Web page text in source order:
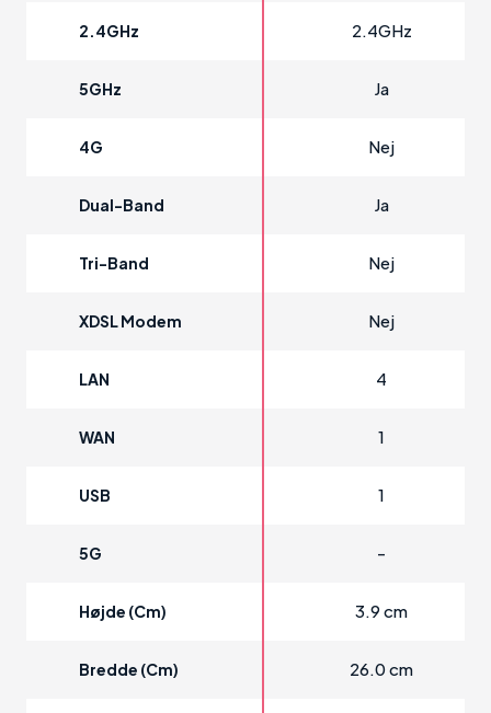
2.4GHz 2.4GHz
5GHz Ja
4G Nej
Dual-Band Ja
Tri-Band Nej
XDSL Modem Nej
LAN 4
WAN 1
USB 1
5G -
Højde (cm) 3.9 cm
Bredde (cm) 26.0 cm